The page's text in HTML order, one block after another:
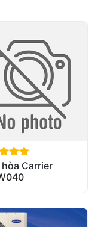
5
Carrier